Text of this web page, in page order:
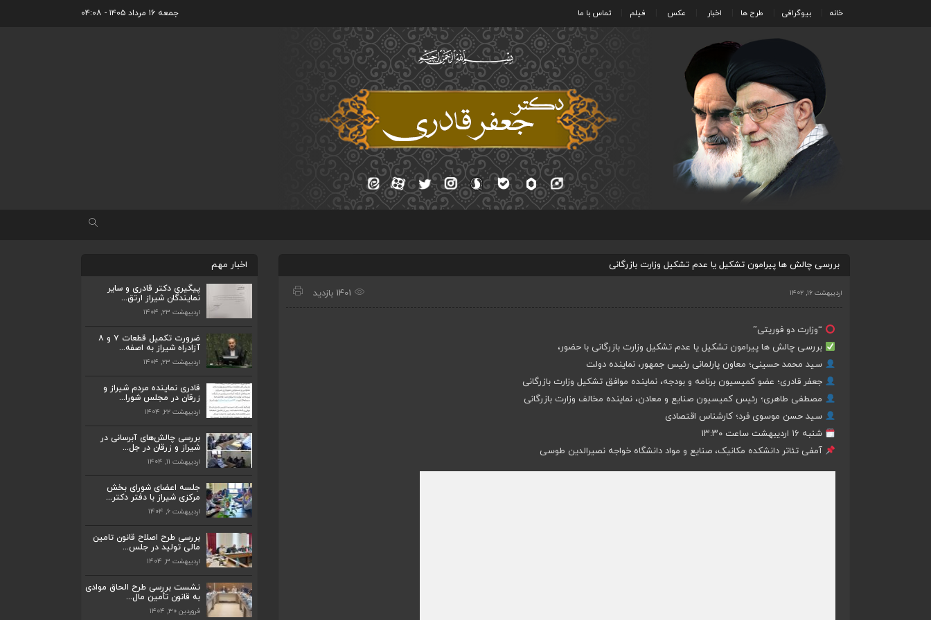
خانه بیوگرافی طرح ها اخبار عکس فیلم تماس با ما جمعه ۱۶ مرداد ۱۴۰۵ - ۰۴:۰۸
بررسی چالش ها پیرامون تشکیل یا عدم تشکیل وزارت بازرگانی
اردیبهشت ۱۶, ۱۴۰۲ 1401 بازدید
“وزارت دو فوریتی”
بررسی چالش ها پیرامون تشکیل یا عدم تشکیل وزارت بازرگانی با حضور،
سید محمد حسینی؛ معاون پارلمانی رئیس جمهور، نماینده دولت
جعفر قادری؛ عضو کمیسیون برنامه و بودجه، نماینده موافق تشکیل وزارت بازرگانی
مصطفی طاهری؛ رئیس کمیسیون صنایع و معادن، نماینده مخالف وزارت بازرگانی
سید حسن موسوی فرد؛ کارشناس اقتصادی
شنبه ۱۶ اردیبهشت ساعت ۱۳:۳۰
آمفی تئاتر دانشکده مکانیک، صنایع و مواد دانشگاه خواجه نصیرالدین طوسی
اخبار مهم
پیگیری دکتر قادری و سایر
نمایندگان شیراز ارتق...
اردیبهشت ۲۳, ۱۴۰۴
ضرورت تکمیل قطعات ۷ و ۸
آزادراه شیراز به اصفه...
اردیبهشت ۲۳, ۱۴۰۴
قادری نماینده مردم شیراز و
زرقان در مجلس شورا...
اردیبهشت ۲۲, ۱۴۰۴
بررسی چالش‌های آبرسانی در
شیراز و زرقان در جل...
اردیبهشت ۱۱, ۱۴۰۴
جلسه اعضای شورای بخش
مرکزی شیراز با دفتر دکتر...
اردیبهشت ۶, ۱۴۰۴
بررسی طرح اصلاح قانون تامین
مالی تولید در جلس...
اردیبهشت ۳, ۱۴۰۴
نشست بررسی طرح الحاق موادی
به قانون تأمین مال...
فروردین ۳۰, ۱۴۰۴
اردیبهشت ۲۳, ۱۴۰۴
قادری نماینده مردم شیراز و زرقان در مجلس
اردیبهشت ۲۲, ۱۴۰۴
بررسی چالش‌های آبرسانی در شیراز و زرقان
اردیبهشت ۱۱, ۱۴۰۴
دفتر دکتر...
اردیبهشت ۶, ۱۴۰۴
ارتق...
اردیبهشت ۲۳, ۱۴۰۴